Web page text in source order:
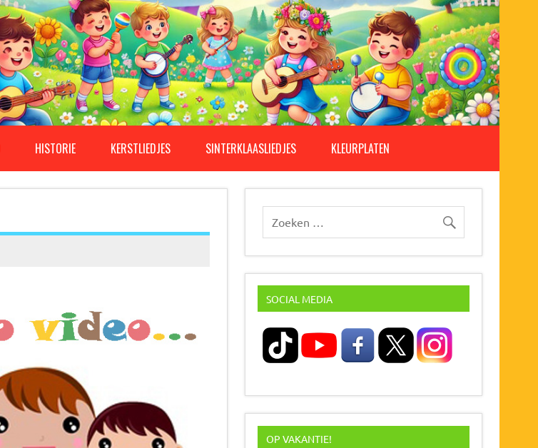
HISTORIE KERSTLIEDJES SINTERKLAASLIEDJES KLEURPLATEN
SOCIAL MEDIA
OP VAKANTIE!